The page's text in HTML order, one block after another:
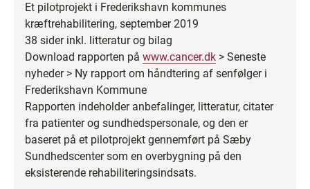
Et pilotprojekt i Frederikshavn kommunes
kræftrehabilitering, september 2019
38 sider inkl. litteratur og bilag
Download rapporten på www.cancer.dk > Seneste
nyheder > Ny rapport om håndtering af senfølger i
Frederikshavn Kommune
Rapporten indeholder anbefalinger, litteratur, citater
fra patienter og sundhedspersonale, og den er
baseret på et pilotprojekt gennemført på Sæby
Sundhedscenter som en overbygning på den
eksisterende rehabiliteringsindsats.